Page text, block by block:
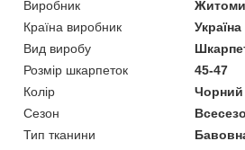
Виробник
Країна виробник
Україна
Вид виробу
Розмір шкарпеток
45-47
Колір
Чорний
Сезон
Тип тканини